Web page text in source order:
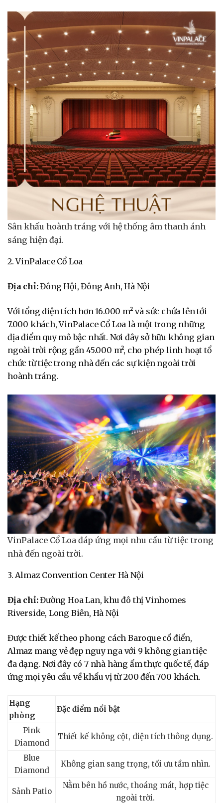
Sân khấu hoành tráng với hệ thống âm thanh ánh
sáng hiện đại.
2. VinPalace Cổ Loa
Địa chỉ:Đông Hội, Đông Anh, Hà Nội
Với tổng diện tích hơn 16.000 m² và sức chứa lên tới
7.000 khách, VinPalace Cổ Loa là một trong những
địa điểm quy mô bậc nhất. Nơi đây sở hữu không gian
ngoài trời rộng gần 45.000 m², cho phép linh hoạt tổ
chức từ tiệc trong nhà đến các sự kiện ngoài trời
hoành tráng.
VinPalace Cổ Loa đáp ứng mọi nhu cầu từ tiệc trong
nhà đến ngoài trời.
3. Almaz Convention Center Hà Nội
Địa chỉ:Đường Hoa Lan, khu đô thị Vinhomes
Riverside, Long Biên, Hà Nội
Được thiết kế theo phong cách Baroque cổ điển,
Almaz mang vẻ đẹp nguy nga với 9 không gian tiệc
đa dạng. Nơi đây có 7 nhà hàng ẩm thực quốc tế, đáp
ứng mọi yêu cầu về khẩu vị từ 200 đến 700 khách.
Hạng
phòng
Đặc điểm nổi bật
Pink
Diamond
Thiết kế không cột, diện tích thông dụng.
Blue
Diamond
Không gian sang trọng, tối ưu tầm nhìn.
Sảnh Patio
Nằm bên hồ nước, thoáng mát, hợp tiệc
ngoài trời.